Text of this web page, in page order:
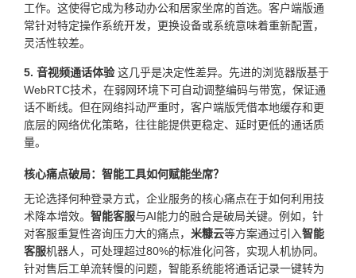
工作。这使得它成为移动办公和居家坐席的首选。客户端版通
常针对特定操作系统开发，更换设备或系统意味着重新配置，
灵活性较差。
5. 音视频通话体验这几乎是决定性差异。先进的浏览器版基于
WebRTC技术，在弱网环境下可自动调整编码与带宽，保证通
话不断线。但在网络抖动严重时，客户端版凭借本地缓存和更
底层的网络优化策略，往往能提供更稳定、延时更低的通话质
量。
核心痛点破局：智能工具如何赋能坐席？
无论选择何种登录方式，企业服务的核心痛点在于如何利用技
术降本增效。 智能客服与AI能力的融合是破局关键。例如，针
对客服重复性咨询压力大的痛点， 米糠云等方案通过引入智能
客服机器人，可处理超过80%的标准化问答，实现人机协同。
针对售后工单流转慢的问题，智能系统能将通话记录一键转为